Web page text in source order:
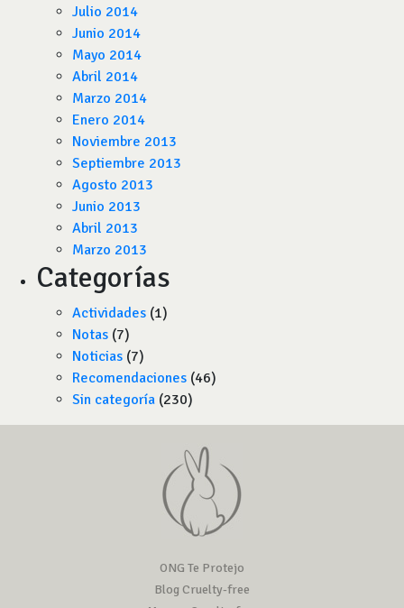
Julio 2014
Junio 2014
Mayo 2014
Abril 2014
Marzo 2014
Enero 2014
Noviembre 2013
Septiembre 2013
Agosto 2013
Junio 2013
Abril 2013
Marzo 2013
Categorías
Actividades (1)
Notas (7)
Noticias (7)
Recomendaciones (46)
Sin categoría (230)
ONG Te Protejo
Blog Cruelty-free